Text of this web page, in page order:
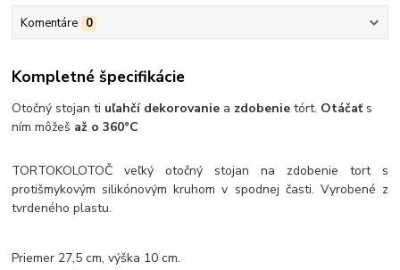
Komentáre 0
Kompletné špecifikácie
Otočný stojan ti uľahčí dekorovanie a zdobenie tórt. Otáčaťs
ním môžeš až o 360°C
TORTOKOLOTOČ veľký otočný stojan na zdobenie tort s
protišmykovým silikónovým kruhom v spodnej časti. Vyrobené z
tvrdeného plastu.
Priemer 27,5 cm, výška 10 cm.